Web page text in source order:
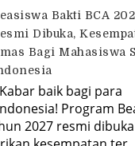
Bakti BCA
Dibuka,
Bagi Mahasiswa
baik bagi para
Program
2027 resmi